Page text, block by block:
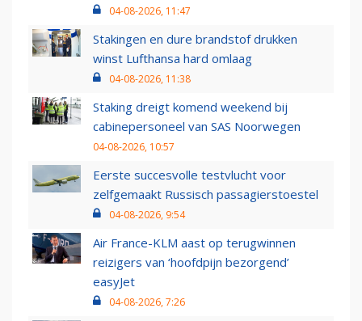
04-08-2026, 11:47
Stakingen en dure brandstof drukken
winst Lufthansa hard omlaag
04-08-2026, 11:38
Staking dreigt komend weekend bij
cabinepersoneel van SAS Noorwegen
04-08-2026, 10:57
Eerste succesvolle testvlucht voor
zelfgemaakt Russisch passagierstoestel
04-08-2026, 9:54
Air France-KLM aast op terugwinnen
reizigers van ‘hoofdpijn bezorgend’
easyJet
04-08-2026, 7:26